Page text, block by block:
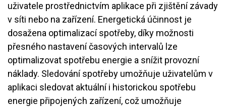
uživatele prostřednictvím aplikace při zjištění závady
v síti nebo na zařízení. Energetická účinnost je
dosažena optimalizací spotřeby, díky možnosti
přesného nastavení časových intervalů lze
optimalizovat spotřebu energie a snížit provozní
náklady. Sledování spotřeby umožňuje uživatelům v
aplikaci sledovat aktuální i historickou spotřebu
energie připojených zařízení, což umožňuje